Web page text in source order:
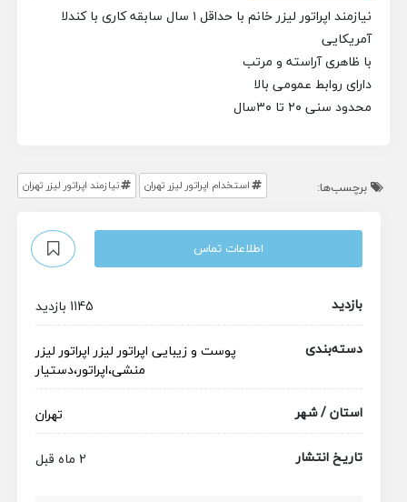
نیازمند اپراتور لیزر خانم با حداقل ۱ سال‌ سابقه کاری با کندلا
آمریکایی
با ظاهری آراسته و مرتب
دارای روابط عمومی بالا
محدود سنی ۲۰ تا ۳۰سال
برچسب‌ها: استخدام اپراتور لیزر تهران نیازمند اپراتور لیزر تهران
اطلاعات تماس
بازدید
1145 بازدید
دسته‌بندی
پوست و زیبایی اپراتور لیزر اپراتور لیزر
منشی،اپراتور،دستیار
استان / شهر
تهران
تاریخ انتشار
2 ماه قبل